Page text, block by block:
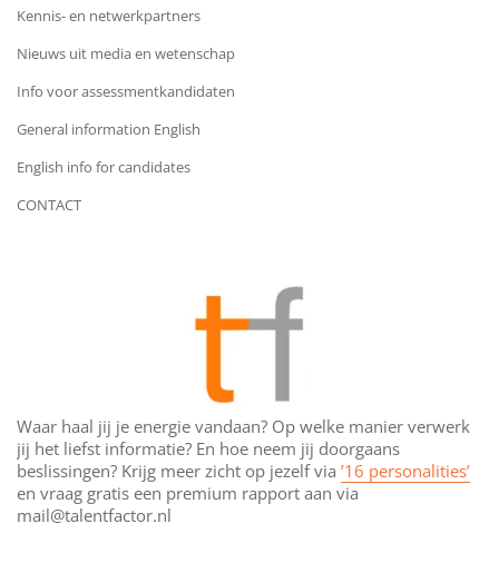
Kennis- en netwerkpartners
Nieuws uit media en wetenschap
Info voor assessmentkandidaten
General information English
English info for candidates
CONTACT
Waar haal jij je energie vandaan? Op welke manier verwerk
jij het liefst informatie? En hoe neem jij doorgaans
beslissingen? Krijg meer zicht op jezelf via ’16 personalities’
en vraag gratis een premium rapport aan via
mail@talentfactor.nl